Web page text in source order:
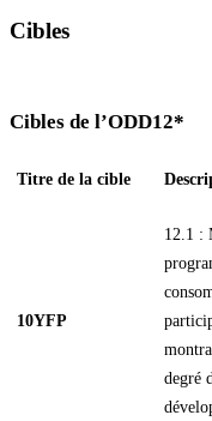
Cibles
Cibles de l’ODD12*
Titre de la cible
10YFP
12.1 :
degré